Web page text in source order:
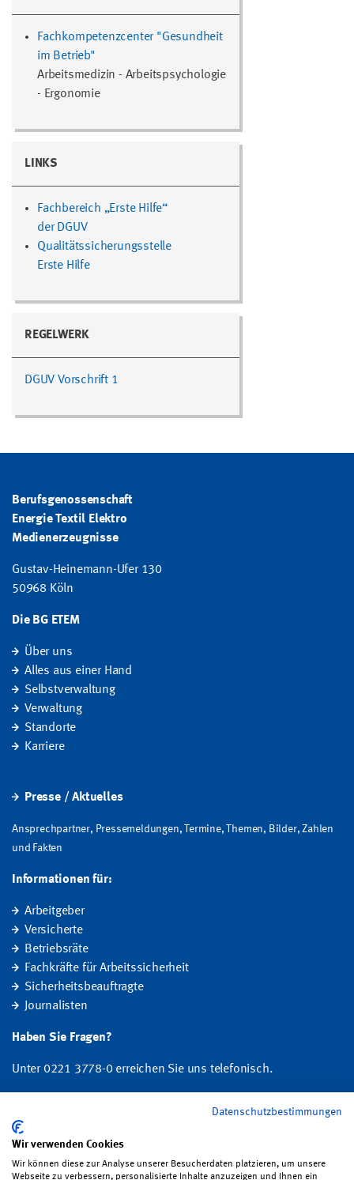
Fachkompetenzcenter "Gesundheit
im Betrieb"
Arbeitsmedizin - Arbeitspsychologie
- Ergonomie
LINKS
Fachbereich „Erste Hilfe“
der DGUV
Qualitätssicherungsstelle
Erste Hilfe
REGELWERK
DGUV Vorschrift 1
Berufsgenossenschaft
Energie Textil Elektro
Medienerzeugnisse
Gustav-Heinemann-Ufer 130
50968 Köln
Die BG ETEM
Über uns
Alles aus einer Hand
Selbstverwaltung
Verwaltung
Standorte
Karriere
Presse / Aktuelles
Ansprechpartner, Pressemeldungen, Termine, Themen, Bilder, Zahlen
und Fakten
Informationen für:
Arbeitgeber
Versicherte
Betriebsräte
Fachkräfte für Arbeitssicherheit
Sicherheitsbeauftragte
Journalisten
Haben Sie Fragen?
Unter 0221 3778-0 erreichen Sie uns telefonisch.
Entschädigung, Prävention sowie Fragen zu Mitgliedschaft und Beitrag.
Folgen Sie uns:
Datenschutzbestimmungen
Wir verwenden Cookies
Wir können diese zur Analyse unserer Besucherdaten platzieren, um unsere
Webseite zu verbessern, personalisierte Inhalte anzuzeigen und Ihnen ein